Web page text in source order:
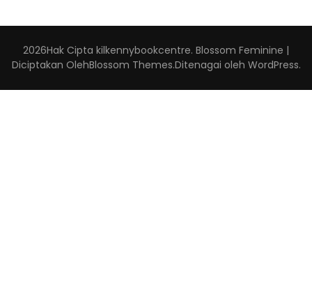
2026Hak Cipta kilkennybookcentre. Blossom Feminine |
Diciptakan OlehBlossom Themes.Ditenagai oleh WordPress.